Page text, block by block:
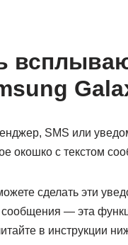
SMS или
окошко с текстом
сделать эти
— эта
в инструкции